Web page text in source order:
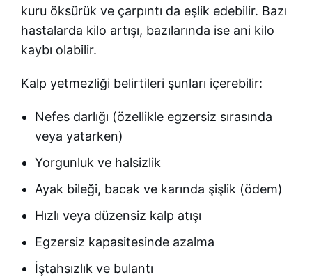
kuru öksürük ve çarpıntı da eşlik edebilir. Bazı
hastalarda kilo artışı, bazılarında ise ani kilo
kaybı olabilir.
Kalp yetmezliği belirtileri şunları içerebilir:
Nefes darlığı (özellikle egzersiz sırasında
veya yatarken)
Yorgunluk ve halsizlik
Ayak bileği, bacak ve karında şişlik (ödem)
Hızlı veya düzensiz kalp atışı
Egzersiz kapasitesinde azalma
İştahsızlık ve bulantı